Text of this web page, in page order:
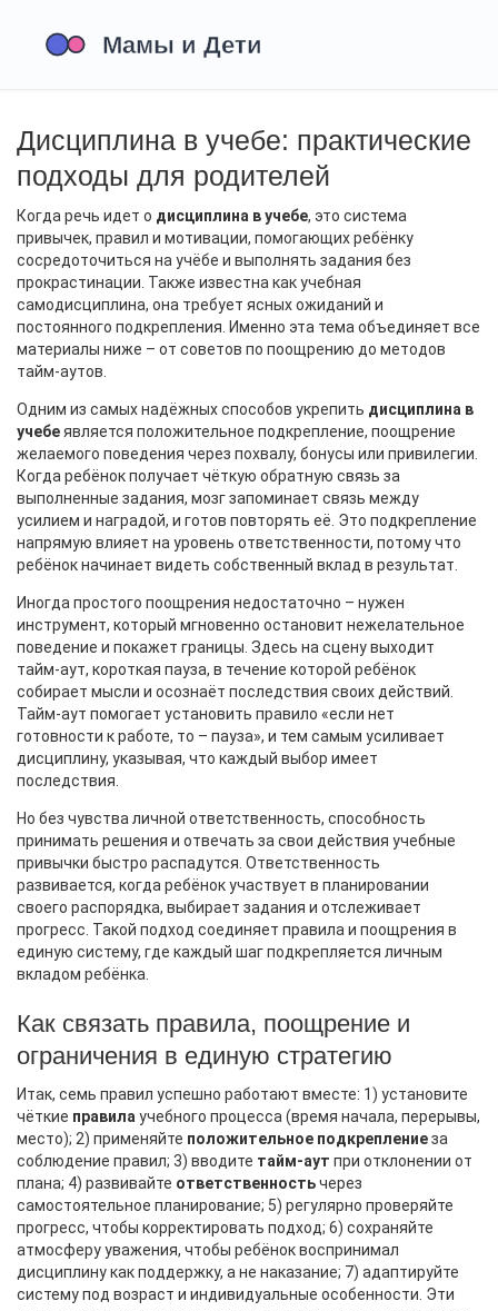
Дисциплина в учебе: практические
подходы для родителей
Когда речь идет о дисциплина в учебе, это система
привычек, правил и мотивации, помогающих ребёнку
сосредоточиться на учёбе и выполнять задания без
прокрастинации . Также известна какучебная
самодисциплина, она требует ясных ожиданий и
постоянного подкрепления. Именно эта тема объединяет все
материалы ниже – от советов по поощрению до методов
тайм‑аутов.
Одним из самых надёжных способов укрепить дисциплина в
учебеявляется положительное подкрепление, поощрение
желаемого поведения через похвалу, бонусы или привилегии
Когда ребёнок получает чёткую обратную связь за
выполненные задания, мозг запоминает связь между
усилием и наградой, и готов повторять её. Это подкрепление
напрямую влияет на уровень ответственности, потому что
ребёнок начинает видеть собственный вклад в результат.
Иногда простого поощрения недостаточно – нужен
инструмент, который мгновенно остановит нежелательное
поведение и покажет границы. Здесь на сцену выходит
тайм‑аут, короткая пауза, в течение которой ребёнок
собирает мысли и осознаёт последствия своих действий
Тайм‑аут помогает установить правило «если нет
готовности к работе, то – пауза», и тем самым усиливает
дисциплину, указывая, что каждый выбор имеет
последствия.
Но без чувства личной ответственность, способность
принимать решения и отвечать за свои действия учебные
привычки быстро распадутся. Ответственность
развивается, когда ребёнок участвует в планировании
своего распорядка, выбирает задания и отслеживает
прогресс. Такой подход соединяет правила и поощрения в
единую систему, где каждый шаг подкрепляется личным
вкладом ребёнка.
Как связать правила, поощрение и
ограничения в единую стратегию
Итак, семь правил успешно работают вместе: 1) установите
чёткие правила учебного процесса (время начала, перерывы,
место); 2) применяйте положительное подкреплениеза
соблюдение правил; 3) вводите тайм‑аут при отклонении от
плана; 4) развивайте ответственностьчерез
самостоятельное планирование; 5) регулярно проверяйте
прогресс, чтобы корректировать подход; 6) сохраняйте
атмосферу уважения, чтобы ребёнок воспринимал
дисциплину как поддержку, а не наказание; 7) адаптируйте
систему под возраст и индивидуальные особенности. Эти